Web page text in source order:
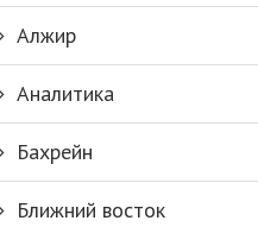
Алжир
Аналитика
Бахрейн
Ближний восток